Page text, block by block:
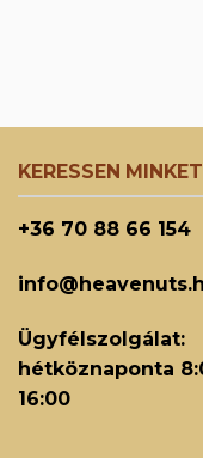
KERESSEN MINKET
+36 70 88 66 154
Ügyfélszolgálat:
hétköznaponta
16:00